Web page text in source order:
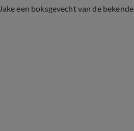
een boksgevecht van de bekende